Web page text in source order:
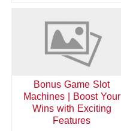
Bonus Game Slot
Machines | Boost Your
Wins with Exciting
Features